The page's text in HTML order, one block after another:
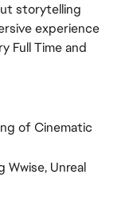
storytelling
experience
Full Time and
of Cinematic
Unreal